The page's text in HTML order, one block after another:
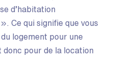
d’habitation
Ce qui signifie que vous
logement pour une
pour de la location